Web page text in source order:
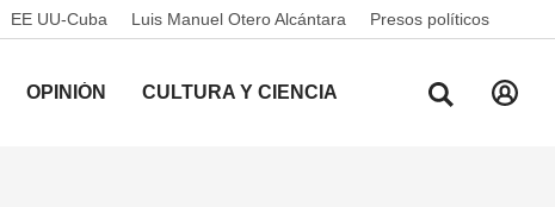
EE UU-Cuba Luis Manuel Otero Alcántara Presos políticos
OPINIÓN CULTURA Y CIENCIA